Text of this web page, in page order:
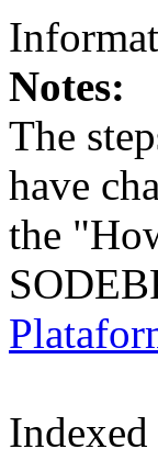
Notes:
The
have
the